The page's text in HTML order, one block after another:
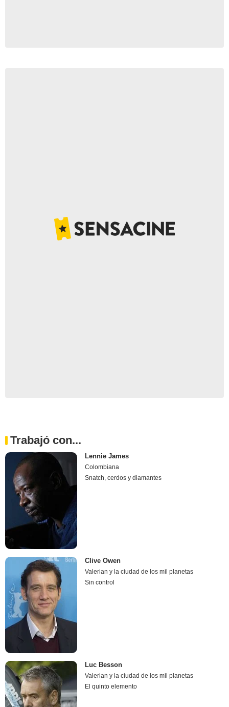
Trabajó con...
Lennie James
Colombiana
Snatch, cerdos y diamantes
Clive Owen
Valerian y la ciudad de los mil planetas
Sin control
Luc Besson
Valerian y la ciudad de los mil planetas
El quinto elemento